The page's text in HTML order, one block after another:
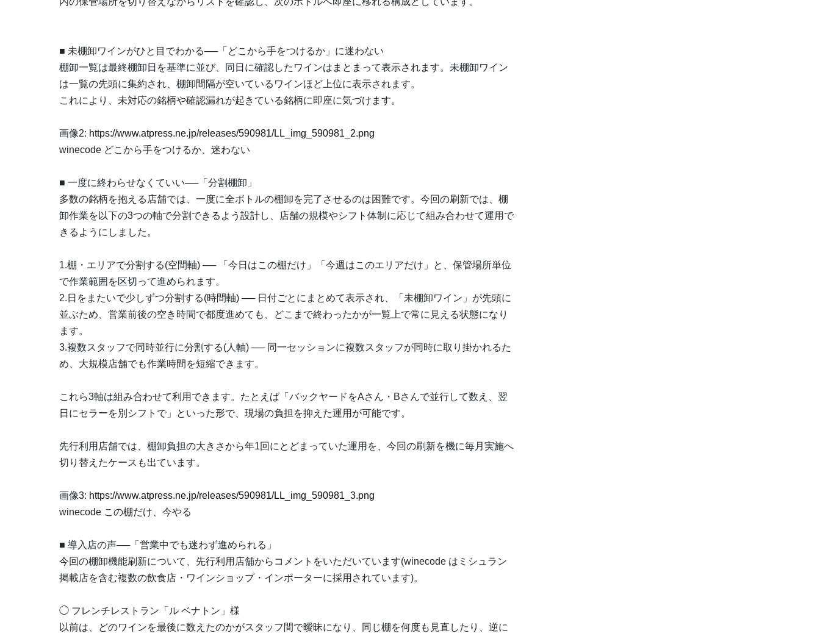
■ 未棚卸ワインがひと目でわかる──「どこから手をつけるか」に迷わない
棚卸一覧は最終棚卸日を基準に並び、同日に確認したワインはまとまって表示されます。未棚卸ワイン
は一覧の先頭に集約され、棚卸間隔が空いているワインほど上位に表示されます。
これにより、未対応の銘柄や確認漏れが起きている銘柄に即座に気づけます。
画像2: https://www.atpress.ne.jp/releases/590981/LL_img_590981_2.png
winecode どこから手をつけるか、迷わない
■ 一度に終わらせなくていい──「分割棚卸」
多数の銘柄を抱える店舗では、一度に全ボトルの棚卸を完了させるのは困難です。今回の刷新では、棚
卸作業を以下の3つの軸で分割できるよう設計し、店舗の規模やシフト体制に応じて組み合わせて運用で
きるようにしました。
1.棚・エリアで分割する(空間軸) ── 「今日はこの棚だけ」「今週はこのエリアだけ」と、保管場所単位
で作業範囲を区切って進められます。
2.日をまたいで少しずつ分割する(時間軸) ── 日付ごとにまとめて表示され、「未棚卸ワイン」が先頭に
並ぶため、営業前後の空き時間で都度進めても、どこまで終わったかが一覧上で常に見える状態になり
ます。
3.複数スタッフで同時並行に分割する(人軸) ── 同一セッションに複数スタッフが同時に取り掛かれるた
め、大規模店舗でも作業時間を短縮できます。
これら3軸は組み合わせて利用できます。たとえば「バックヤードをAさん・Bさんで並行して数え、翌
日にセラーを別シフトで」といった形で、現場の負担を抑えた運用が可能です。
先行利用店舗では、棚卸負担の大きさから年1回にとどまっていた運用を、今回の刷新を機に毎月実施へ
切り替えたケースも出ています。
画像3: https://www.atpress.ne.jp/releases/590981/LL_img_590981_3.png
winecode この棚だけ、今やる
■ 導入店の声──「営業中でも迷わず進められる」
今回の棚卸機能刷新について、先行利用店舗からコメントをいただいています(winecode はミシュラン
掲載店を含む複数の飲食店・ワインショップ・インポーターに採用されています)。
◯ フレンチレストラン「ル ベナトン」様
以前は、どのワインを最後に数えたのかがスタッフ間で曖昧になり、同じ棚を何度も見直したり、逆に